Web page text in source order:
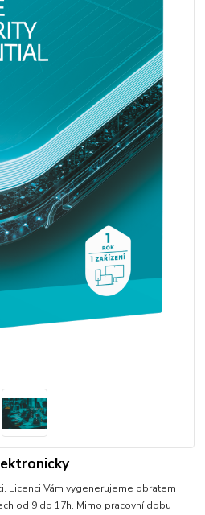
Licenci Vám vygenerujeme obratem
od 9 do 17h. Mimo pracovní dobu